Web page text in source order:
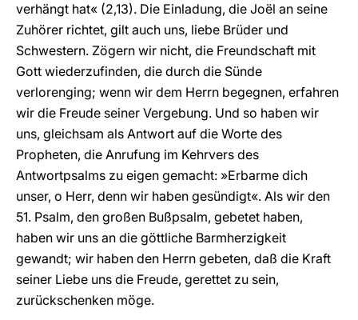
verhängt hat« (2,13). Die Einladung, die Joël an seine
Zuhörer richtet, gilt auch uns, liebe Brüder und
Schwestern. Zögern wir nicht, die Freundschaft mit
Gott wiederzufinden, die durch die Sünde
verlorenging; wenn wir dem Herrn begegnen, erfahren
wir die Freude seiner Vergebung. Und so haben wir
uns, gleichsam als Antwort auf die Worte des
Propheten, die Anrufung im Kehrvers des
Antwortpsalms zu eigen gemacht: »Erbarme dich
unser, o Herr, denn wir haben gesündigt«. Als wir den
51. Psalm, den großen Bußpsalm, gebetet haben,
haben wir uns an die göttliche Barmherzigkeit
gewandt; wir haben den Herrn gebeten, daß die Kraft
seiner Liebe uns die Freude, gerettet zu sein,
zurückschenken möge.